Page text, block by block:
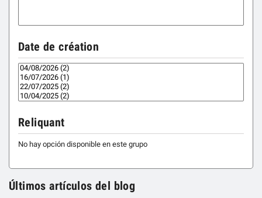
Date de création
Reliquant
No hay opción disponible en este grupo
Últimos artículos del blog